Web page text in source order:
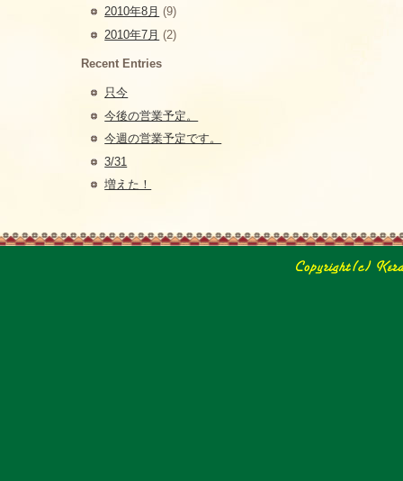
2010年8月 (9)
2010年7月 (2)
Recent Entries
只今
今後の営業予定。
今週の営業予定です。
3/31
増えた！